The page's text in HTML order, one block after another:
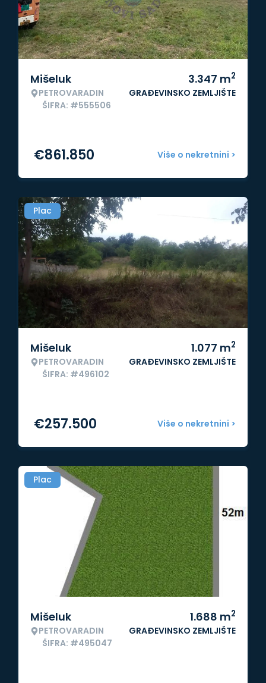
Mišeluk
PETROVARADIN
ŠIFRA: #555506
3.347 m2
GRAĐEVINSKO ZEMLJIŠTE
Više o nekretnini >
€861.850
Plac
Mišeluk
PETROVARADIN
ŠIFRA: #496102
1.077 m2
GRAĐEVINSKO ZEMLJIŠTE
Više o nekretnini >
€257.500
Plac
Mišeluk
PETROVARADIN
ŠIFRA: #495047
1.688 m2
GRAĐEVINSKO ZEMLJIŠTE